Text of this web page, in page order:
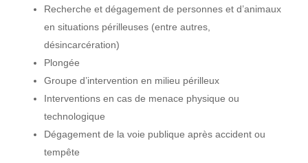
Recherche et dégagement de personnes et d’animaux
en situations périlleuses (entre autres,
désincarcération)
Plongée
Groupe d’intervention en milieu périlleux
Interventions en cas de menace physique ou
technologique
Dégagement de la voie publique après accident ou
tempête